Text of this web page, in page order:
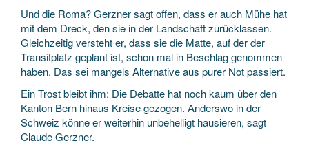
Und die Roma? Gerzner sagt offen, dass er auch Mühe hat
mit dem Dreck, den sie in der Landschaft zurücklassen.
Gleichzeitig versteht er, dass sie die Matte, auf der der
Transitplatz geplant ist, schon mal in Beschlag genommen
haben. Das sei mangels Alternative aus purer Not passiert.
Ein Trost bleibt ihm: Die Debatte hat noch kaum über den
Kanton Bern hinaus Kreise gezogen. Anderswo in der
Schweiz könne er weiterhin unbehelligt hausieren, sagt
Claude Gerzner.